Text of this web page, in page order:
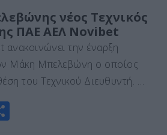
νέος Τεχνικός
ΠΑΕ ΑΕΛ Novibet
την έναρξη
Μάκη Μπελεβώνη ο οποίος
του Τεχνικού Διευθυντή. …